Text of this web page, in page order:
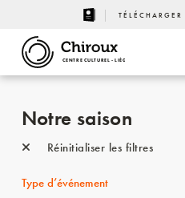
CENTRE CULTUREL - LIÈGE
Notre saison
Réinitialiser les filtres
Type d’événement